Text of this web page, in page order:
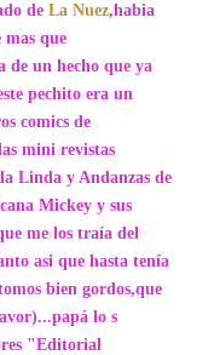
de La Nuez,habia
que
de un hecho que ya
pechito era un
comics de
mini revistas
Linda y Andanzas de
Mickey y sus
me los traía del
asi que hasta tenía
bien gordos,que
lo s
"Editorial